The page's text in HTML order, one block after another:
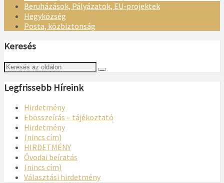
Beruházások, Pályázatok, EU-projektek
Hegyközség
Posta, közbiztonság
Keresés
Legfrissebb Híreink
Hirdetmény
Ebösszeírás – tájékoztató
Hirdetmény
(nincs cím)
HIRDETMÉNY
Óvodai beíratás
(nincs cím)
Választási hirdetmény